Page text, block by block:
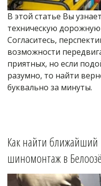
В этой статье Вы
техническую
Согласитесь,
возможности
приятных, но если
разумно, то найти
буквально за минуты.
Как найти ближайший
шиномонтаж в